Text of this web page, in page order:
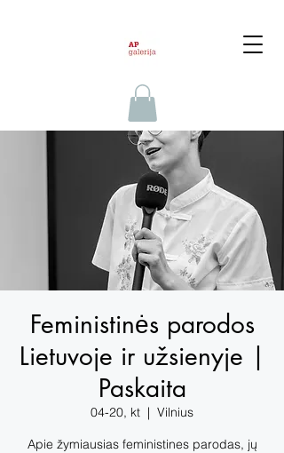
Feministinės parodos
Lietuvoje ir užsienyje |
Paskaita
04-20, kt
  |
Vilnius
Apie žymiausias feministines parodas, jų